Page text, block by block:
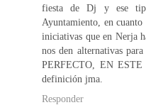
fiesta de Dj y ese
Ayuntamiento, en
iniciativas que en Nerja
nos den alternativas
PERFECTO, EN
definición jma.
Responder